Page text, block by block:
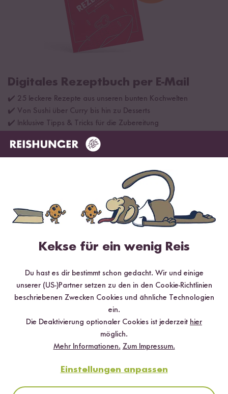
Digitales Rezeptbuch per E-Mail
✔️ 25 leckere Rezepte aus unseren bunten Kochwelten
✔️ Von Sushi über Curry bis hin zu Desserts
✔️ Inklusive Tipps & Tricks für die Zubereitung
Jetzt sichern
*Das Digitale Rezeptbuch wird dir nach vollständiger Anmeldung zum Newsletter
per E-Mail zugeschickt.
Mehr Rezepte mit Bio Reisflocken
Kekse für ein wenig Reis
Du hast es dir bestimmt schon gedacht. Wir und einige
unserer (US-)Partner setzen zu den in den Cookie-Richtlinien
beschriebenen Zwecken Cookies und ähnliche Technologien
ein.
Die Deaktivierung optionaler Cookies ist jederzeit hier
möglich.
Mehr Informationen. Zum Impressum.
Einstellungen anpassen